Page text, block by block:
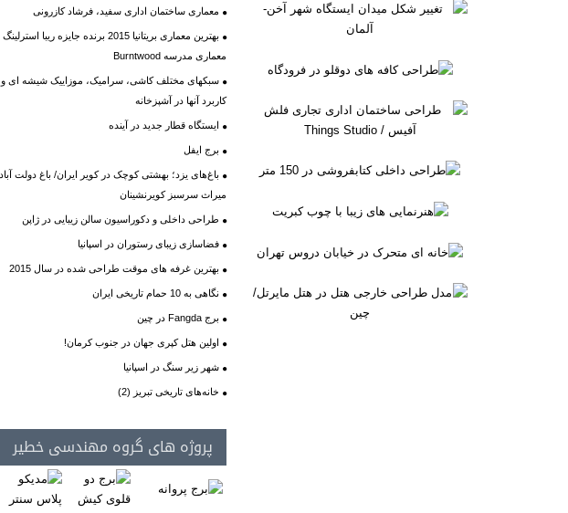
معماری ساختمان اداری سفید، فرشاد کازرونی
بهترین معماری بریتانیا 2015 برنده جایزه ریبا استرلینگ
معماری مدرسه Burntwood
سبکهای مختلف کاشی، سرامیک، موزاییک شیشه ای و
کاربرد آنها در آشپزخانه
ایستگاه قطار جدید در آینده
برج ایفل
باغ‌های یزد؛ بهشتی کوچک در کویر ایران/ باغ دولت آباد
میراث سرسبز كويرنشينان
طراحی داخلی و دکوراسیون سالن زیبایی در ژاپن
فضاسازی زیبای رستوران در اسپانیا
بهترین غرفه های موقت طراحی شده در سال 2015
نگاهی به 10 حمام تاریخی ایران
برج Fangda در چین
اولین هتل کپری جهان در جنوب کرمان!
شهر زیر سنگ در اسپانیا
خانه‌های تاریخی تبریز (2)
پروژه های گروه مهندسی خطیر